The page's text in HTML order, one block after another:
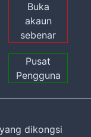
Buka
akaun
sebenar
Pusat
Pengguna
dikongsi